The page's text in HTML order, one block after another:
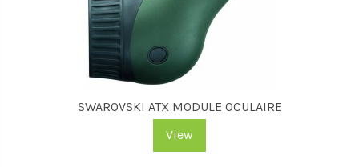
SWAROVSKI ATX MODULE OCULAIRE
View